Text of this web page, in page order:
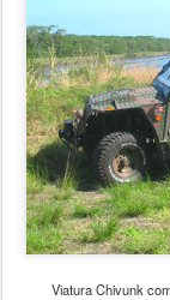
Viatura Chivunk